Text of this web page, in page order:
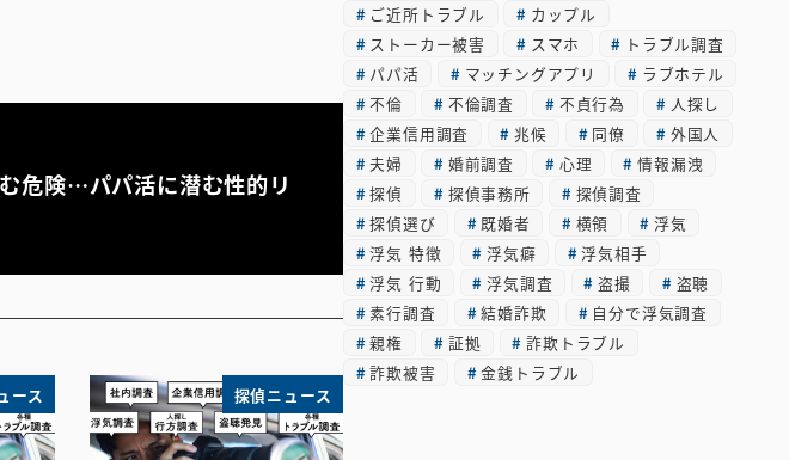
危険…パパ活に潜む性的リ
ース 探偵ニュース
ブ ご近所トラブル
カップル
ストーカー被害
スマホ
トラブル調査
パパ活
マッチングアプリ
ラブホテル
不倫
不倫調査 不貞行為
人探し
企業信用調査
兆候 同僚
外国人
夫婦
婚前調査 心理
情報漏洩
探偵
探偵事務所
探偵調査
探偵選び
既婚者 横領
浮気
浮気 特徴
浮気癖
浮気相手
浮気 行動
浮気調査 盗撮
盗聴
素行調査
結婚詐欺
自分で浮気調査
親権
証拠
詐欺トラブル
詐欺被害
金銭トラブル